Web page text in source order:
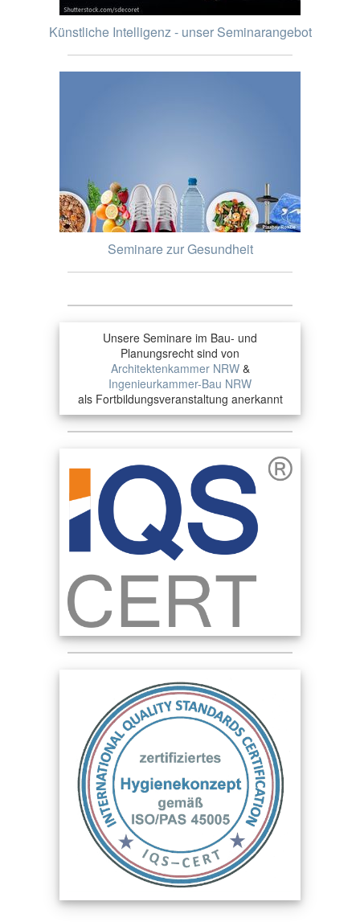
Künstliche Intelligenz - unser Seminarangebot
Seminare zur Gesundheit
Unsere Seminare im Bau- und
Planungsrecht sind von
Architektenkammer NRW&
Ingenieurkammer-Bau NRW
als Fortbildungsveranstaltung anerkannt